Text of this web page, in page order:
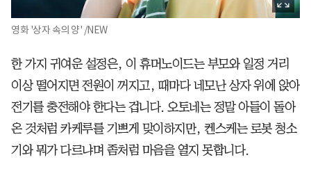
영화 '상자 속의 양' /NEW
한 가지 귀여운 설정은, 이 휴머노이드는 부모와 일정 거리
이상 떨어지면 전원이 꺼지고, 때마다 네모난 상자 위에 앉아
전기를 충전해야 한다는 겁니다. 오토네는 정말 아들이 돌아
온 것처럼 카케루를 기쁘게 맞이하지만, 켄스케는 로봇 청소
기와 뭐가 다르냐며 좀처럼 마음을 열지 못합니다.